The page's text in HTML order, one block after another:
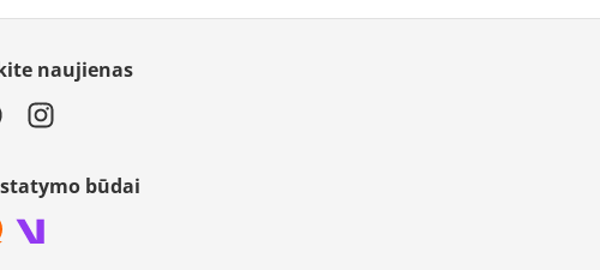
naujienas
būdai